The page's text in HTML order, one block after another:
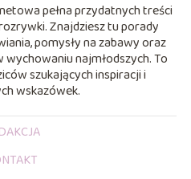
pełna przydatnych treści
Znajdziesz tu porady
pomysły na zabawy oraz
najmłodszych. To
szukających inspiracji i
wskazówek.